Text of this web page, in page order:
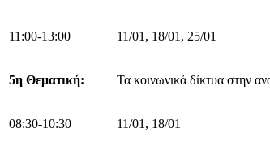
11:00-13:00 11/01, 18/01, 25/01
5η Θεματική: Τα κοινωνικά δίκτυα στην
08:30-10:30 11/01, 18/01